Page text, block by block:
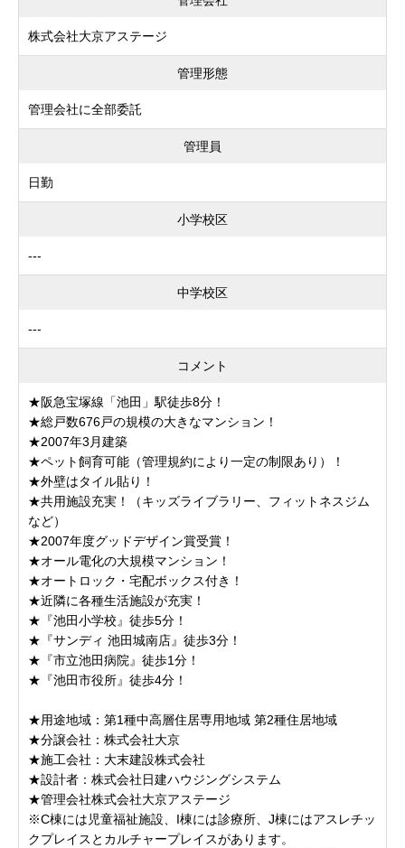
株式会社大京アステージ
管理形態
管理会社に全部委託
管理員
日勤
小学校区
---
中学校区
---
コメント
★阪急宝塚線「池田」駅徒歩8分！
★総戸数676戸の規模の大きなマンション！
★2007年3月建築
★ペット飼育可能（管理規約により一定の制限あり）！
★外壁はタイル貼り！
★共用施設充実！（キッズライブラリー、フィットネスジム
など）
★2007年度グッドデザイン賞受賞！
★オール電化の大規模マンション！
★オートロック・宅配ボックス付き！
★近隣に各種生活施設が充実！
★『池田小学校』徒歩5分！
★『サンディ 池田城南店』徒歩3分！
★『市立池田病院』徒歩1分！
★『池田市役所』徒歩4分！
★用途地域：第1種中高層住居専用地域 第2種住居地域
★分譲会社：株式会社大京
★施工会社：大末建設株式会社
★設計者：株式会社日建ハウジングシステム
★管理会社株式会社大京アステージ
※C棟には児童福祉施設、I棟には診療所、J棟にはアスレチッ
クプレイスとカルチャープレイスがあります。